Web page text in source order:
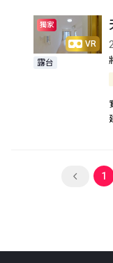
VR
獨家
露台
1